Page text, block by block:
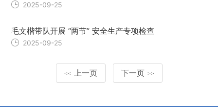
2025-09-25
毛文楷带队开展 “两节” 安全生产专项检查
2025-09-25
<< 上一页 下一页 >>